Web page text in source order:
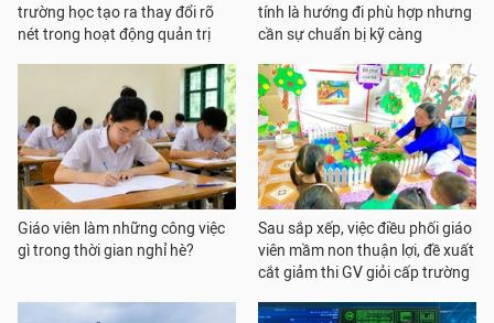
trường học tạo ra thay đổi rõ
nét trong hoạt động quản trị
tính là hướng đi phù hợp nhưng
cần sự chuẩn bị kỹ càng
Giáo viên làm những công việc
gì trong thời gian nghỉ hè?
Sau sắp xếp, việc điều phối giáo
viên mầm non thuận lợi, đề xuất
cắt giảm thi GV giỏi cấp trường